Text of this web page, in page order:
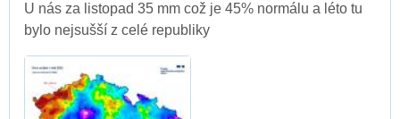
U nás za listopad 35 mm což je 45% normálu a léto tu
bylo nejsušší z celé republiky